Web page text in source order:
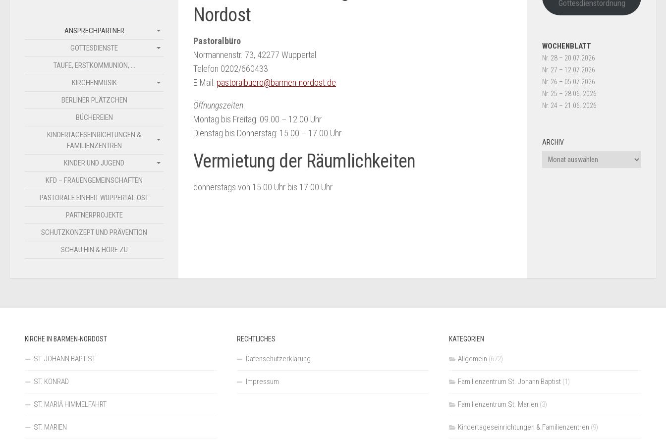
Nordost
Pastoralbüro
Normannenstr. 73, 42277 Wuppertal
Telefon 0202/660433
E-Mail: pastoralbuero@barmen-nordost.de
Öffnungszeiten:
Montag bis Freitag: 09.00 – 12.00 Uhr
Dienstag bis Donnerstag: 15.00 – 17.00 Uhr
Vermietung der Räumlichkeiten
donnerstags von 15.00 Uhr bis 17.00 Uhr
ANSPRECHPARTNER
GOTTESDIENSTE
TAUFE, ERSTKOMMUNION, …
KIRCHENMUSIK
BERLINER PLÄTZCHEN
BÜCHEREIEN
KINDERTAGESEINRICHTUNGEN &
FAMILIENZENTREN
KINDER UND JUGEND
KFD – FRAUENGEMEINSCHAFTEN
PASTORALE EINHEIT WUPPERTAL OST
PARTNERPROJEKTE
SCHUTZKONZEPT UND PRÄVENTION
SCHAU HIN & HÖRE ZU
Gottesdienstordnung
WOCHENBLATT
Nr. 28 – 20.07.2026
Nr. 27 – 12.07.2026
Nr. 26 – 05.07.2026
Nr. 25 – 28.06..2026
Nr. 24 – 21.06..2026
ARCHIV
Archiv
KIRCHE IN BARMEN-NORDOST
ST. JOHANN BAPTIST
ST. KONRAD
ST. MARIÄ HIMMELFAHRT
ST. MARIEN
RECHTLICHES
Datenschutzerklärung
Impressum
KATEGORIEN
Allgemein (672)
Familienzentrum St. Johann Baptist(1)
Familienzentrum St. Marien (3)
Kindertageseinrichtungen & Familienzentren (9)